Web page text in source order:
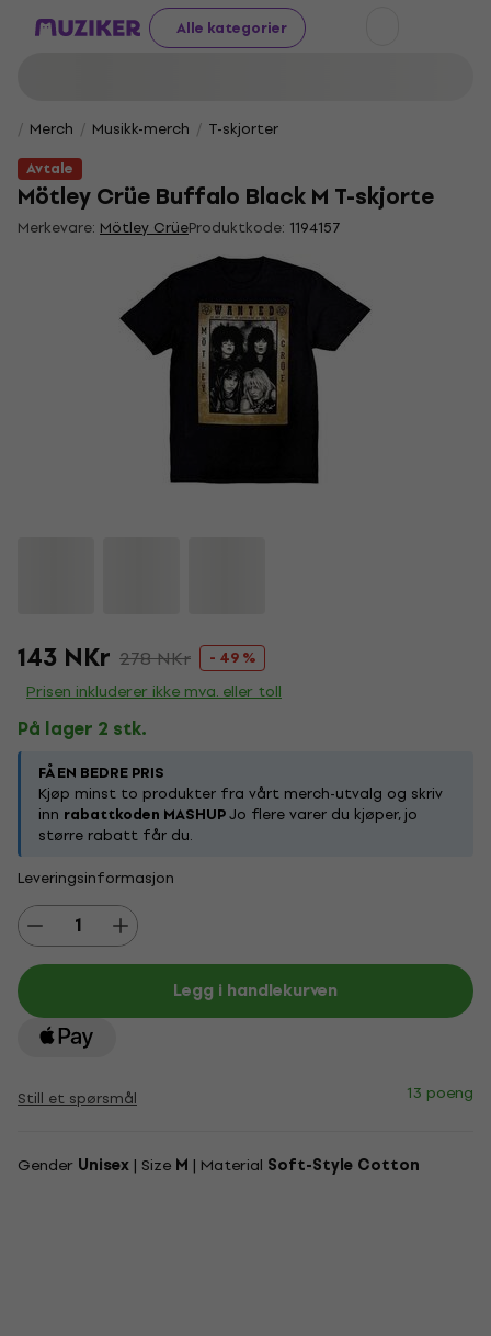
Alle kategorier
Merch Musikk-merch
T-skjorter
Avtale
Mötley Crüe Buffalo Black M T-skjorte
Merkevare: Mötley CrüeProduktkode: 1194157
143 NKr 278 NKr - 49 %
Prisen inkluderer ikke mva. eller toll
På lager 2 stk.
FÅ EN BEDRE PRIS
Kjøp minst to produkter fra vårt merch-utvalg og skriv
inn rabattkoden MASHUPJo flere varer du kjøper, jo
større rabatt får du.
Leveringsinformasjon
Legg i handlekurven
Still et spørsmål 13 poeng
Gender Unisex | Size M | Material Soft-Style Cotton